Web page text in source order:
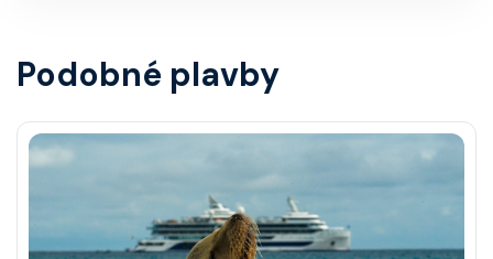
Podobné plavby